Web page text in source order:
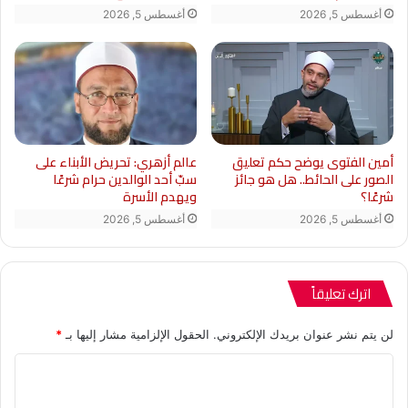
أغسطس 5, 2026 أغسطس 5, 2026
أمين الفتوى يوضح حكم تعليق
الصور على الحائط.. هل هو جائز
شرعًا؟
أغسطس 5, 2026
عالم أزهري: تحريض الأبناء على
سبّ أحد الوالدين حرام شرعًا
ويهدم الأسرة
أغسطس 5, 2026
اترك تعليقاً
لن يتم نشر عنوان بريدك الإلكتروني. الحقول الإلزامية مشار إليها بـ *